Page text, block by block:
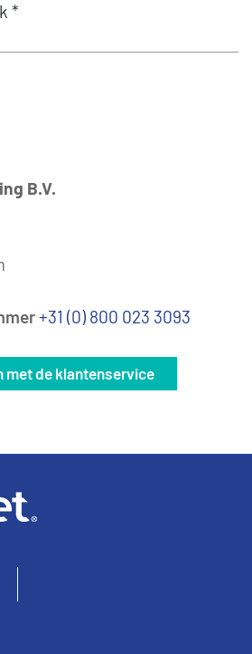
*
B.V.
+31 (0) 800 023 3093
met de klantenservice